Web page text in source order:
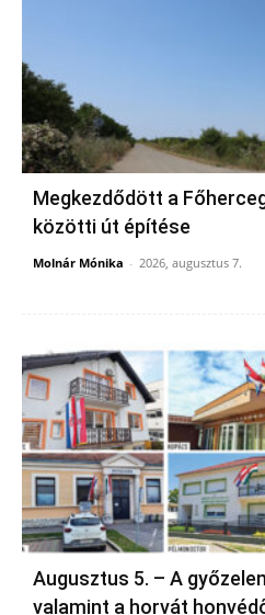
Megkezdődött a
közötti út építése
Molnár Mónika - 2026, augusztus 7.
Augusztus 5. – A
valamint a horvát